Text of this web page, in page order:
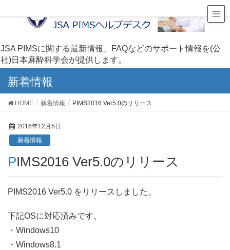
JSA PIMSに関する最新情報、FAQなどのサポート情報を(公
社)日本麻酔科学会が提供します。
新着情報
HOME 新着情報 PIMS2016 Ver5.0のリリース
2016年12月5日
新着情報
PIMS2016 Ver5.0のリリース
PIMS2016 Ver5.0 をリリースしました。
下記OSに対応済みです。
・Windows10
・Windows8.1